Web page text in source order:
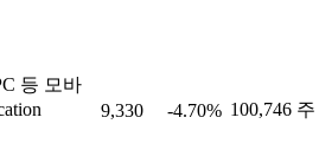
등 모바
9,330 -4.70% 100,746 주